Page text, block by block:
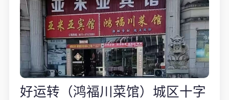
好运转（鸿福川菜馆）城区十字